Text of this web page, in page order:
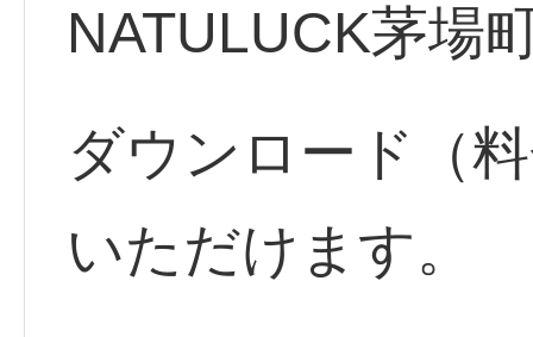
NATULUCK茅場
ダウンロード（
いただけます。